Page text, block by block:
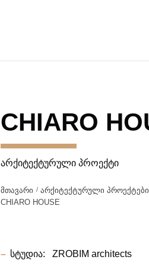
CHIARO
ᲐᲠᲥᲘᲢᲔᲥᲢᲣᲠᲣᲚᲘ ᲞᲠᲝᲔᲥᲢᲘ
მთავარი არქიტექტურული პროექტები
CHIARO HOUSE
სტუდია: ZROBIM architects